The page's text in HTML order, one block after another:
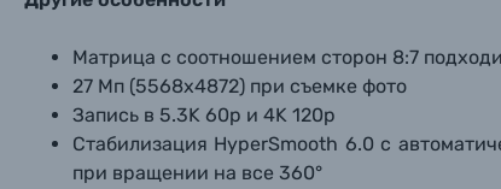
Матрица с соотношением сторон 8:7
27 Мп (5568x4872) при съемке фото
Запись в 5.3K 60р и 4K 120р
Стабилизация HyperSmooth 6.0 с
при вращении на все 360°